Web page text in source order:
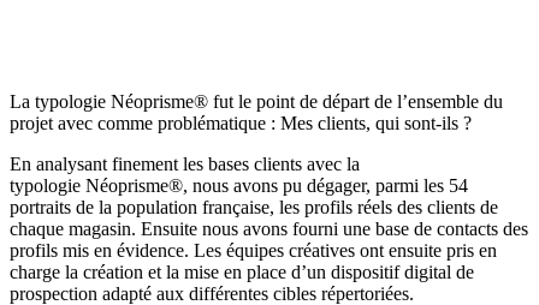
La typologie Néoprisme® fut le point de départ de l’ensemble du
projet avec comme problématique : Mes clients, qui sont-ils ?
En analysant finement les bases clients avec la
typologie Néoprisme®, nous avons pu dégager, parmi les 54
portraits de la population française, les profils réels des clients de
chaque magasin. Ensuite nous avons fourni une base de contacts des
profils mis en évidence. Les équipes créatives ont ensuite pris en
charge la création et la mise en place d’un dispositif digital de
prospection adapté aux différentes cibles répertoriées.